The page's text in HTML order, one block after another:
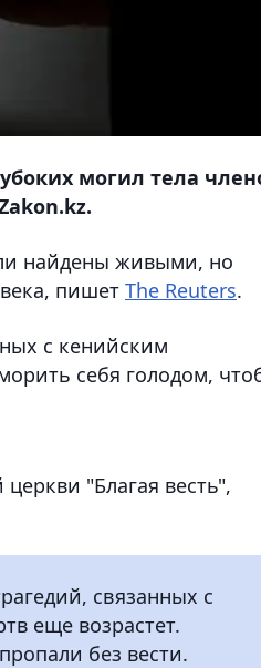
могил тела
найдены живыми, но
пишет The Reuters.
с кенийским
себя голодом,
"Благая весть",
связанных с
еще возрастет.
пропали без вести.